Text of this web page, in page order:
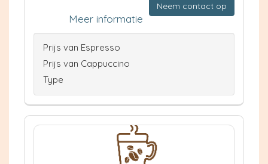
Neem contact op
Meer informatie
Prijs van Espresso
Prijs van Cappuccino
Type